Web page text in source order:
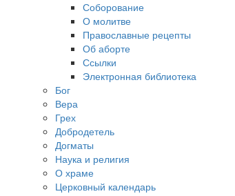
Соборование
О молитве
Православные рецепты
Об аборте
Ссылки
Электронная библиотека
Бог
Вера
Грех
Добродетель
Догматы
Наука и религия
О храме
Церковный календарь